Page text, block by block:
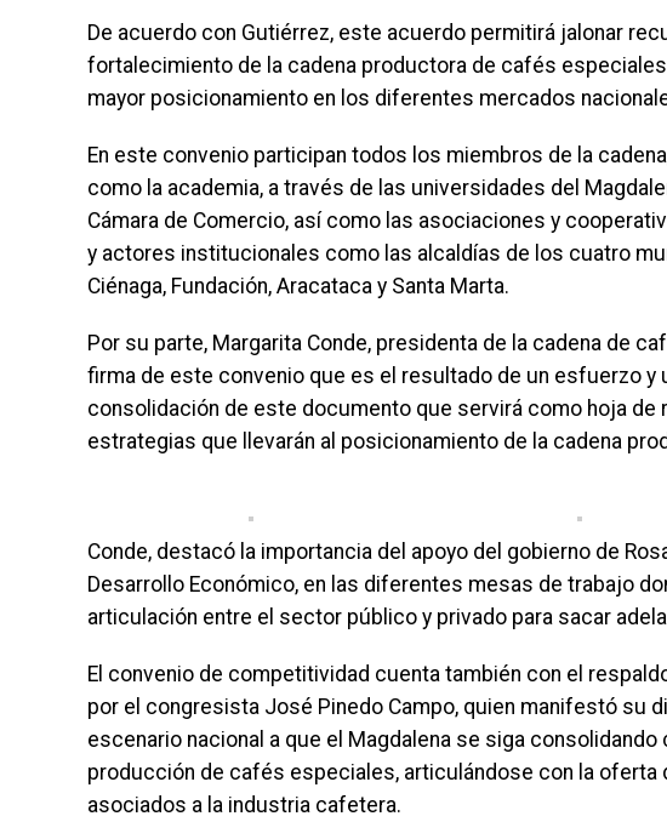
De acuerdo con Gutiérrez, este acuerdo permitirá jalonar
fortalecimiento de la cadena productora de cafés
mayor posicionamiento en los diferentes mercados
En este convenio participan todos los miembros de la
como la academia, a través de las universidades del
Cámara de Comercio, así como las asociaciones y
y actores institucionales como las alcaldías de los cuatro
Ciénaga, Fundación, Aracataca y Santa Marta.
Por su parte, Margarita Conde, presidenta de la cadena de
firma de este convenio que es el resultado de un esfuerzo y
consolidación de este documento que servirá como hoja
estrategias que llevarán al posicionamiento de la cadena
Conde, destacó la importancia del apoyo del gobierno de
Desarrollo Económico, en las diferentes mesas de trabajo
articulación entre el sector público y privado para sacar
El convenio de competitividad cuenta también con el
por el congresista José Pinedo Campo, quien manifestó su
escenario nacional a que el Magdalena se siga
producción de cafés especiales, articulándose con la
asociados a la industria cafetera.